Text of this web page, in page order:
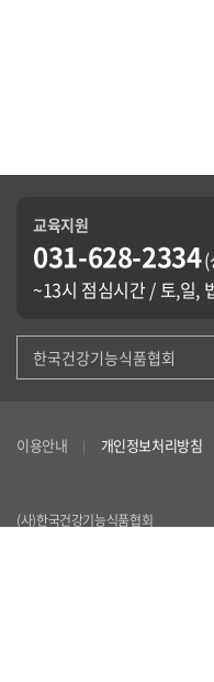
교육지원
031-628-2334
~13시 점심시간 / 토,일,
이용안내 개인정보처리방침
(사)한국건강기능식품협회